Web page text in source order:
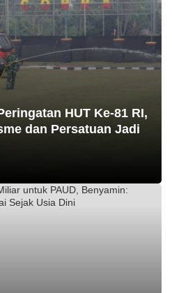
HUT Ke-81 RI,
dan Persatuan Jadi